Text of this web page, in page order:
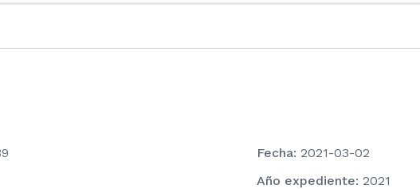
Fecha: 2021-03-02
Año expediente: 2021